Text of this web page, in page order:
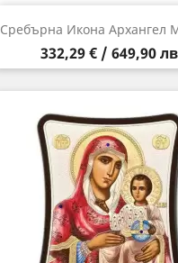
Сребърна Икона Архангел
Цена
332,29 € / 649,90 лв